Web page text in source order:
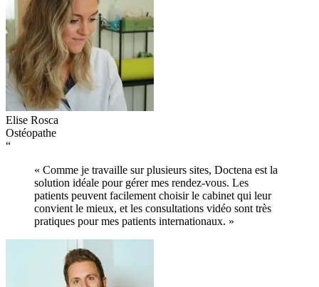
Elise Rosca
Ostéopathe
“
« Comme je travaille sur plusieurs sites, Doctena est la
solution idéale pour gérer mes rendez-vous. Les
patients peuvent facilement choisir le cabinet qui leur
convient le mieux, et les consultations vidéo sont très
pratiques pour mes patients internationaux. »